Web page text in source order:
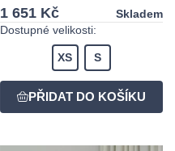
1 651 Kč
Skladem
Dostupné velikosti:
XS S